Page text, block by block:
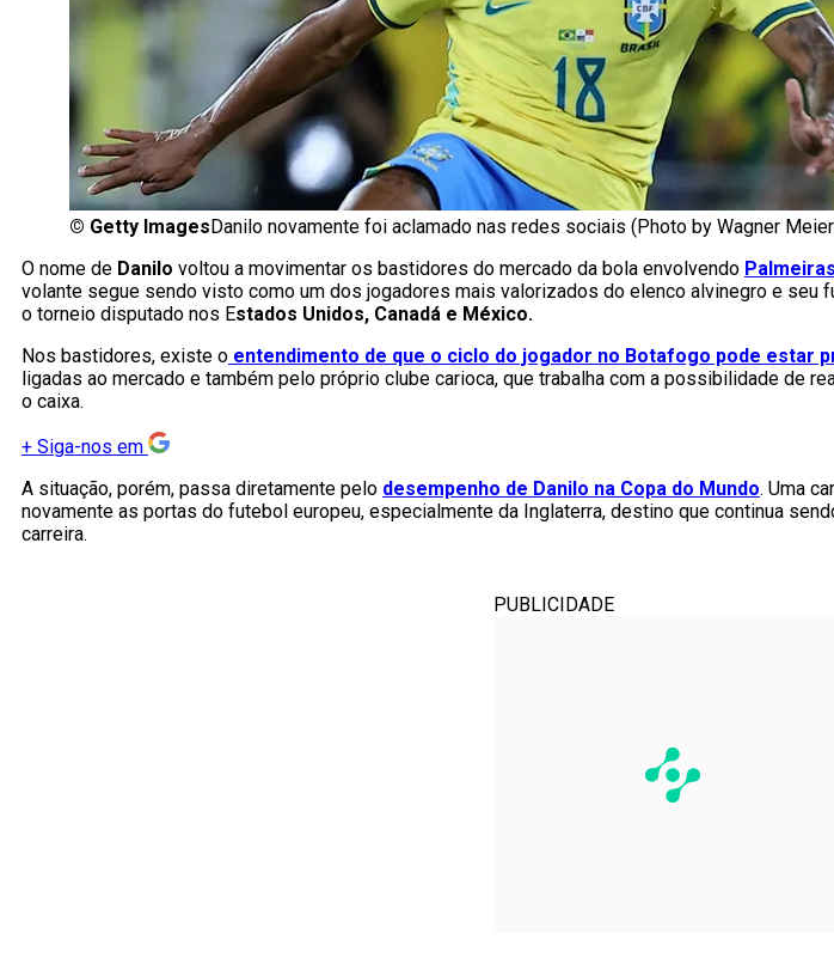
© Getty Images Danilo novamente foi aclamado nas redes sociais (Photo by Wagner
O nome de Danilo voltou a movimentar os bastidores do mercado da bola envolvendo Palmeiras
volante segue sendo visto como um dos jogadores mais valorizados do elenco alvinegro e seu
o torneio disputado nos Estados Unidos, Canadá e México.
Nos bastidores, existe o entendimento de que o ciclo do jogador no Botafogo pode estar
ligadas ao mercado e também pelo próprio clube carioca, que trabalha com a possibilidade de
o caixa.
+ Siga-nos em
A situação, porém, passa diretamente pelo desempenho de Danilo na Copa do Mundo. Uma
novamente as portas do futebol europeu, especialmente da Inglaterra, destino que continua
carreira.
PUBLICIDADE